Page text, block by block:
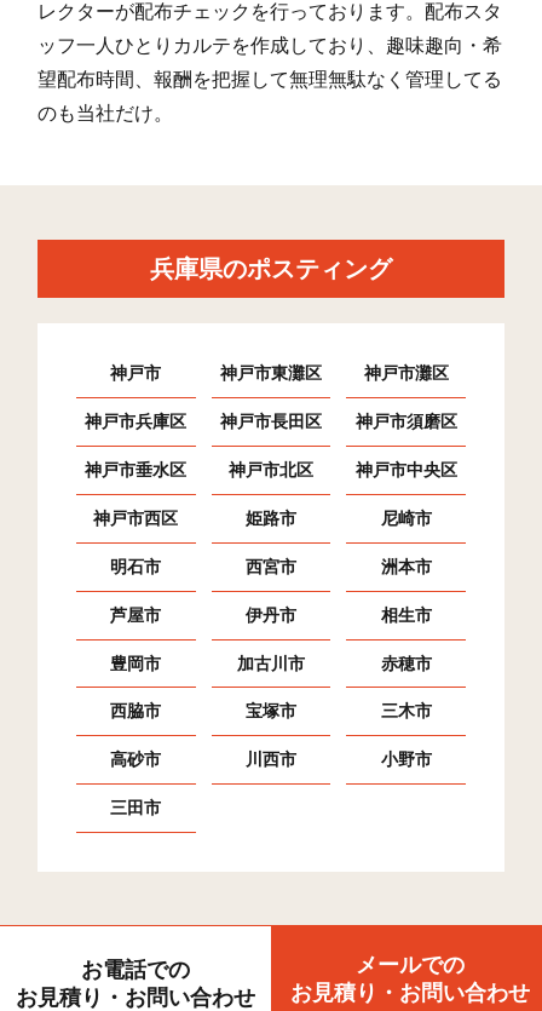
レクターが配布チェックを行っております。配布スタ
ッフ一人ひとりカルテを作成しており、趣味趣向・希
望配布時間、報酬を把握して無理無駄なく管理してる
のも当社だけ。
兵庫県のポスティング
神戸市 神戸市東灘区 神戸市灘区
神戸市兵庫区 神戸市長田区 神戸市須磨区
神戸市垂水区 神戸市北区 神戸市中央区
神戸市西区 姫路市 尼崎市
明石市 西宮市 洲本市
芦屋市 伊丹市 相生市
豊岡市 加古川市 赤穂市
西脇市 宝塚市 三木市
高砂市 川西市 小野市
三田市
お電話での
お見積り・お問い合わせ
メールでの
お見積り・お問い合わせ